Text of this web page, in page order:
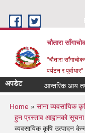
चौतारा
"चौतारा
पर्यटन र पूर्वाधार"
अपडेट आन्तरिक आय
You are
Home » साना व्यवसायिक
हुन प्रस्ताव आह्वानको
व्यवसायिक कृषि उत्पादन